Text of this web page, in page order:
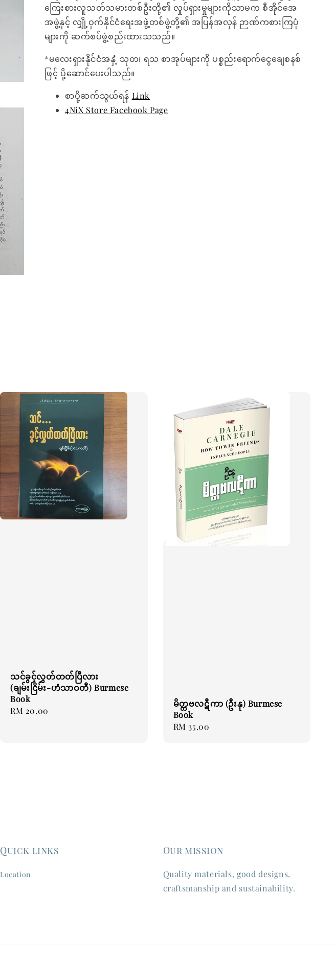
ကြေးစားလူသတ်သမားတစ်ဦးတို့၏ လှုပ်ရှားမှုများကိုသာမက စီအိုင်အေ
အဖွဲ့နှင့် လျှို့ဝှက်နိုင်ငံရေးအဖွဲ့တစ်ဖွဲ့တို့၏ အပြန်အလှန် ဉာဏ်ကစားကြပုံ
များကို ဆက်စပ်ဖွဲ့စည်းထားသသည်။
*မလေးရှားနိုင်ငံအနှံ့ သုတ၊ ရသ စာအုပ်များကို ပစ္စည်းရောက်ငွေချေစနစ်
ဖြင့် ပို့ဆောင်ပေးပါသည်။
စာပို့ဆက်သွယ်ရန် Link
4NiX Store Facebook Page
သင်ခွင့်လွှတ်တတ်ပြီလား
(ချမ်းငြိမ်း-ဟံသာဝတီ) Burmese
Book
Regular
RM 20.00
မိတ္တဗလဋီကာ (ဦးနု) Burmese
Book
Regular
RM 35.00
Quick links
Location
Our mission
Quality materials, good designs,
craftsmanship and sustainability.